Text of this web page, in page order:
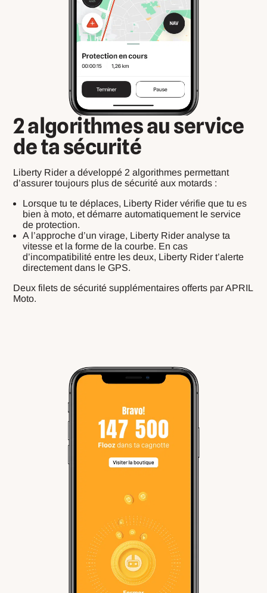
2 algorithmes au service
de ta sécurité
Liberty Rider a développé 2 algorithmes permettant
d’assurer toujours plus de sécurité aux motards :
Lorsque tu te déplaces, Liberty Rider vérifie que tu es
bien à moto, et démarre automatiquement le service
de protection.
A l’approche d’un virage, Liberty Rider analyse ta
vitesse et la forme de la courbe. En cas
d’incompatibilité entre les deux, Liberty Rider t’alerte
directement dans le GPS.
Deux filets de sécurité supplémentaires offerts par APRIL
Moto.